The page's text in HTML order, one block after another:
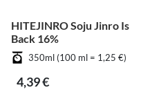
HITEJINRO Soju Jinro Is
Back 16%
350ml (100 ml = 1,25 €)
4,39 €